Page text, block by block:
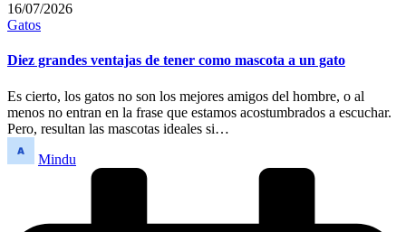
16/07/2026
Publicado
Gatos
Diez grandes ventajas de tener como mascota a un gato
Es cierto, los gatos no son los mejores amigos del hombre, o al
menos no entran en la frase que estamos acostumbrados a escuchar.
Pero, resultan las mascotas ideales si…
Publicado
Mindu